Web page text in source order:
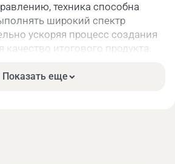
техника способна
широкий спектр
ускоряя процесс создания
итогового продукта.
для двигателей,
Показать еще